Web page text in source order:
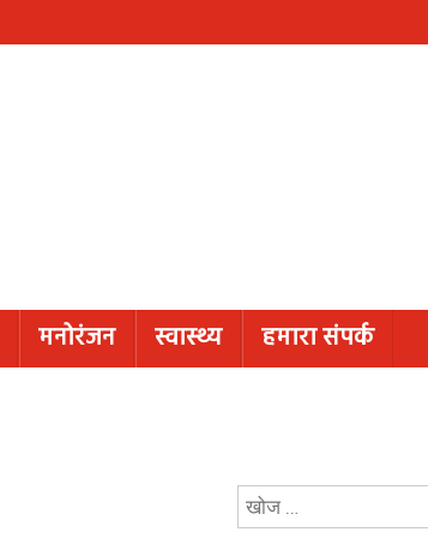
मनोरंजन स्वास्थ्य हमारा संपर्क